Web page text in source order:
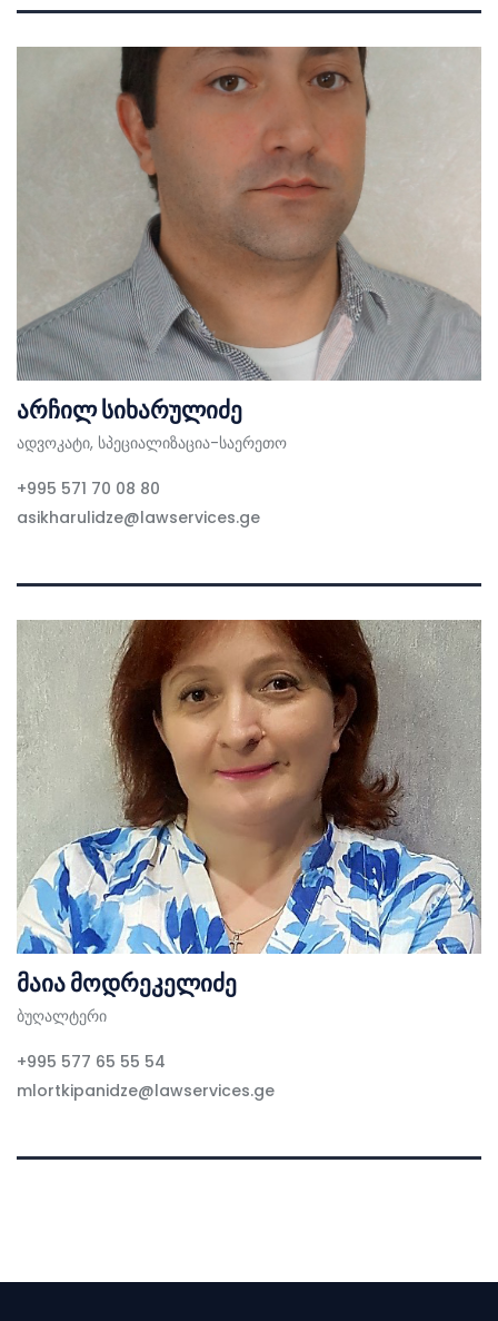
არჩილ სიხარულიძე
ადვოკატი, სპეციალიზაცია-საერეთო
+995 571 70 08 80
asikharulidze@lawservices.ge
მაია მოდრეკელიძე
ბუღალტერი
+995 577 65 55 54
mlortkipanidze@lawservices.ge